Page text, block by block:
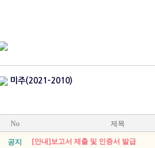
미주(2021-2010)
No 제목
공지 [안내]보고서 제출 및 인증서 발급